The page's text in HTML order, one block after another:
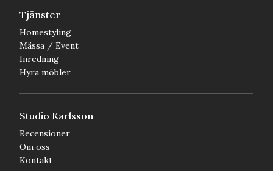
Tjänster
Homestyling
Mässa / Event
Inredning
Hyra möbler
Studio Karlsson
Recensioner
Om oss
Kontakt